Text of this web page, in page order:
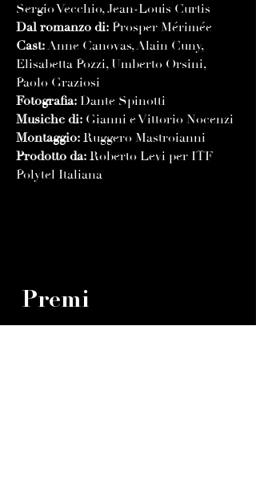
Sergio Vecchio, Jean-Louis Curtis
Dal romanzo di: Prosper Mérimée
Cast:Anne Canovas, Alain Cuny,
Elisabetta Pozzi, Umberto Orsini,
Paolo Graziosi
Fotografia: Dante Spinotti
Musiche di: Gianni e Vittorio Nocenzi
Montaggio: Ruggero Mastroianni
Prodotto da: Roberto Levi per ITF
Polytel Italiana
Premi